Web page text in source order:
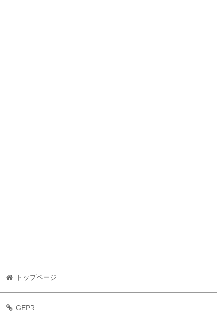
トップページ
GEPR